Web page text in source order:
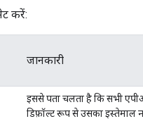
करें:
जानकारी
इससे पता चलता है कि सभी एपीआई
डिफ़ॉल्ट रूप से उसका इस्तेमाल